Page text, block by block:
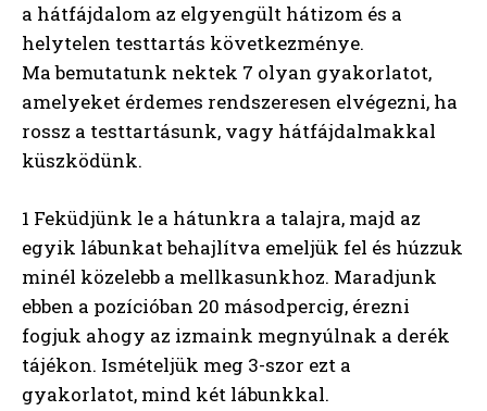
a hátfájdalom az elgyengült hátizom és a
helytelen testtartás következménye.
Ma bemutatunk nektek 7 olyan gyakorlatot,
amelyeket érdemes rendszeresen elvégezni, ha
rossz a testtartásunk, vagy hátfájdalmakkal
küszködünk.
1 Feküdjünk le a hátunkra a talajra, majd az
egyik lábunkat behajlítva emeljük fel és húzzuk
minél közelebb a mellkasunkhoz. Maradjunk
ebben a pozícióban 20 másodpercig, érezni
fogjuk ahogy az izmaink megnyúlnak a derék
tájékon. Ismételjük meg 3-szor ezt a
gyakorlatot, mind két lábunkkal.